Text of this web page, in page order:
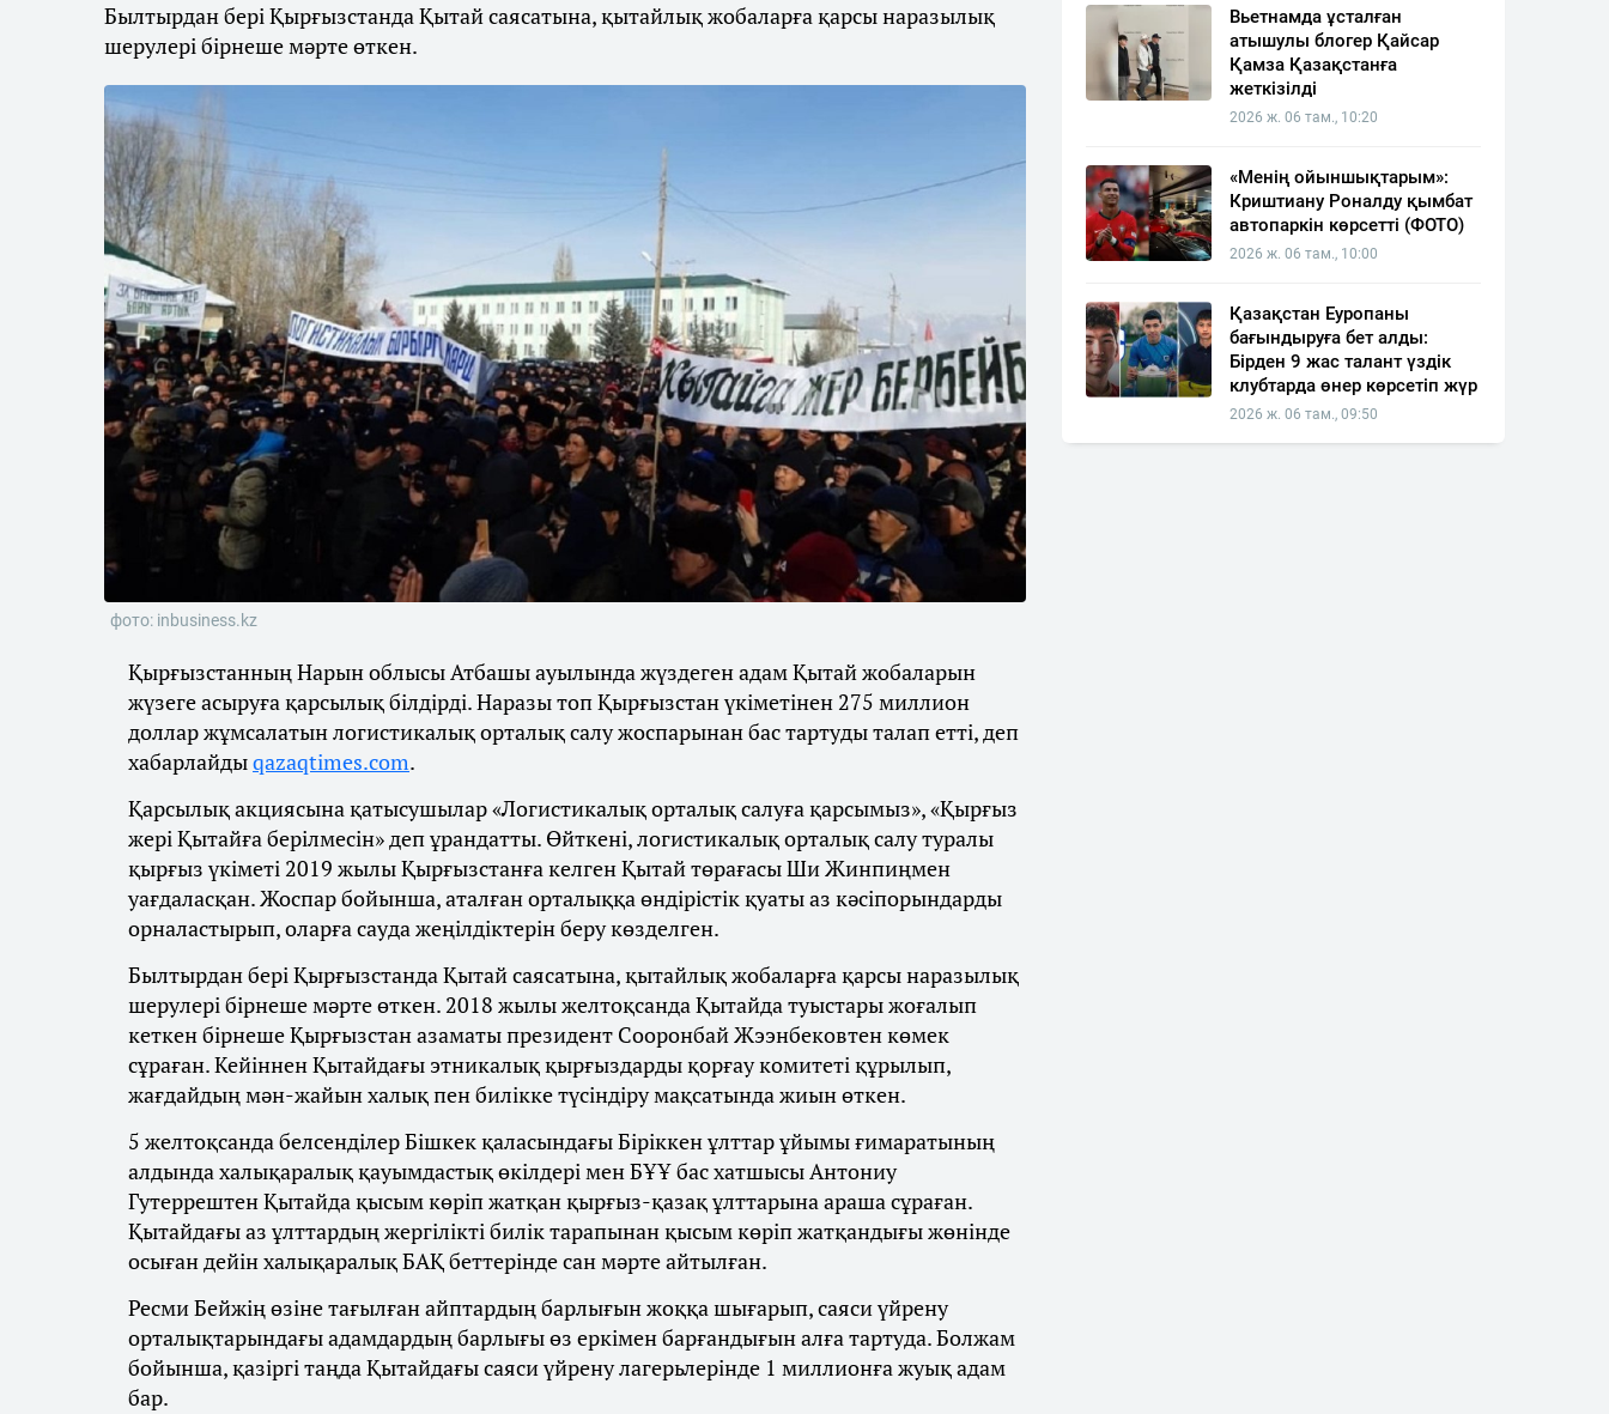
Былтырдан бері Қырғызстанда Қытай саясатына, қытайлық жобаларға қарсы наразылық
шерулері бірнеше мәрте өткен.
фото: inbusiness.kz
Қырғызстанның Нарын облысы Атбашы ауылында жүздеген адам Қытай жобаларын
жүзеге асыруға қарсылық білдірді. Наразы топ Қырғызстан үкіметінен 275 миллион
доллар жұмсалатын логистикалық орталық салу жоспарынан бас тартуды талап етті, деп
хабарлайдыqazaqtimes.com.
Қарсылық акциясына қатысушылар «Логистикалық орталық салуға қарсымыз», «Қырғыз
жері Қытайға берілмесін» деп ұрандатты. Өйткені, логистикалық орталық салу туралы
қырғыз үкіметі 2019 жылы Қырғызстанға келген Қытай төрағасы Ши Жинпиңмен
уағдаласқан. Жоспар бойынша, аталған орталыққа өндірістік қуаты аз кәсіпорындарды
орналастырып, оларға сауда жеңілдіктерін беру көзделген.
Былтырдан бері Қырғызстанда Қытай саясатына, қытайлық жобаларға қарсы наразылық
шерулері бірнеше мәрте өткен. 2018 жылы желтоқсанда Қытайда туыстары жоғалып
кеткен бірнеше Қырғызстан азаматы президент Сооронбай Жээнбековтен көмек
сұраған. Кейіннен Қытайдағы этникалық қырғыздарды қорғау комитеті құрылып,
жағдайдың мән-жайын халық пен билікке түсіндіру мақсатында жиын өткен.
5 желтоқсанда белсенділер Бішкек қаласындағы Біріккен ұлттар ұйымы ғимаратының
алдында халықаралық қауымдастық өкілдері мен БҰҰ бас хатшысы Антониу
Гутеррештен Қытайда қысым көріп жатқан қырғыз-қазақ ұлттарына араша сұраған.
Қытайдағы аз ұлттардың жергілікті билік тарапынан қысым көріп жатқандығы жөнінде
осыған дейін халықаралық БАҚ беттерінде сан мәрте айтылған.
Ресми Бейжің өзіне тағылған айптардың барлығын жоққа шығарып, саяси үйрену
орталықтарындағы адамдардың барлығы өз еркімен барғандығын алға тартуда. Болжам
бойынша, қазіргі таңда Қытайдағы саяси үйрену лагерьлерінде 1 миллионға жуық адам
бар.
Вьетнамда ұсталған
атышулы блогер Қайсар
Қамза Қазақстанға
жеткізілді
2026 ж. 06 там., 10:20
«Менің ойыншықтарым»:
Криштиану Роналду қымбат
автопаркін көрсетті (ФОТО)
2026 ж. 06 там., 10:00
Қазақстан Еуропаны
бағындыруға бет алды:
Бірден 9 жас талант үздік
клубтарда өнер көрсетіп жүр
2026 ж. 06 там., 09:50